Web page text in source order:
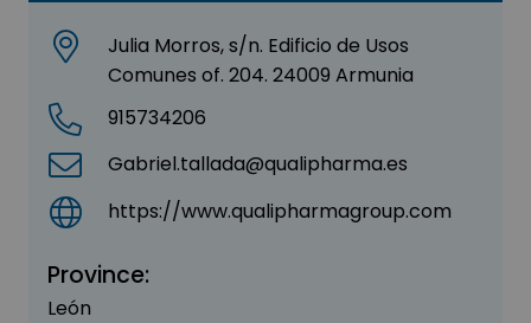
Julia Morros, s/n. Edificio de Usos
Comunes of. 204. 24009 Armunia
915734206
Gabriel.tallada@qualipharma.es
https://www.qualipharmagroup.com
Province:
León